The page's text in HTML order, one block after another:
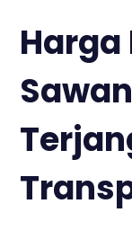
Harga